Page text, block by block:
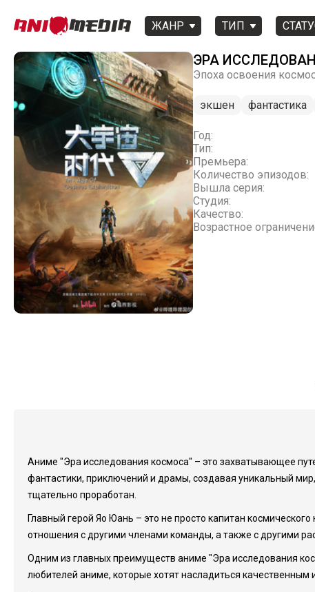
ЖАНР ТИП
ЭРА
Эпоха освоения
экшен фантастика
Год:
Тип:
Премьера:
Количество эпизодов:
Вышла серия:
Студия:
Качество:
Возрастное
Аниме "Эра исследования космоса" – это захватывающее
фантастики, приключений и драмы, создавая уникальный
тщательно проработан.
Главный герой Яо Юань – это не просто капитан
отношения с другими членами команды, а также с другими
Одним из главных преимуществ аниме "Эра исследования
любителей аниме, которые хотят насладиться